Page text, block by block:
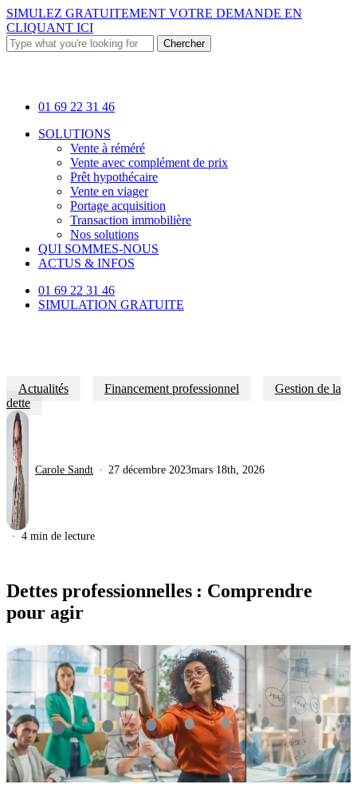
Skip
to
main
content
SIMULEZ GRATUITEMENT VOTRE DEMANDE EN
CLIQUANT ICI
Chercher
01 69 22 31 46
Menu
SOLUTIONS
Vente à réméré
Vente avec complément de prix
Prêt hypothécaire
Vente en viager
Portage acquisition
Transaction immobilière
Nos solutions
QUI SOMMES-NOUS
ACTUS & INFOS
01 69 22 31 46
SIMULATION GRATUITE
Actualités Financement professionnel
Gestion de la
dette
Carole Sandt 27 décembre 2023mars 18th, 2026
4 min de lecture
Dettes professionnelles : Comprendre
pour agir